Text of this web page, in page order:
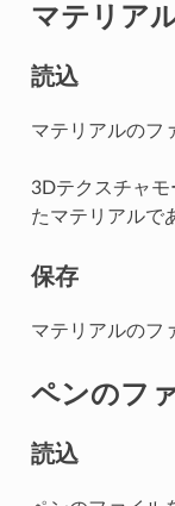
マテリア
読込
マテリアルのフ
3Dテクスチャ
たマテリアルで
保存
マテリアルのフ
ペンのフ
読込